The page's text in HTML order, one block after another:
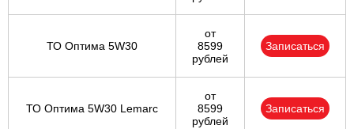
ТО Оптима 5W30
от
8599
рублей
Записаться
ТО Оптима 5W30 Lemarc
от
8599
рублей
Записаться